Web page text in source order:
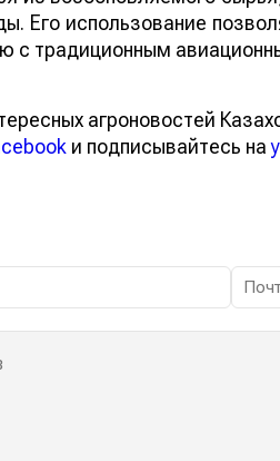
Его использование
с традиционным
агроновостей
и подписывайтесь на